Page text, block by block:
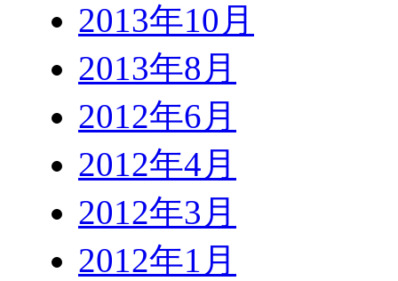
2013年10月
2013年8月
2012年6月
2012年4月
2012年3月
2012年1月